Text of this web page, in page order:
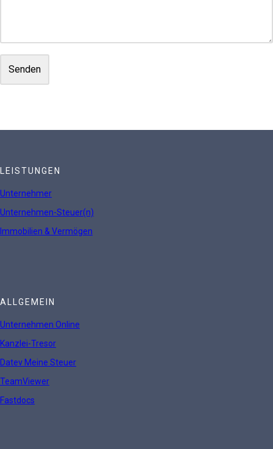
LEISTUNGEN
Unternehmer
Unternehmen-Steuer(n)
Immobilien & Vermögen
ALLGEMEIN
Unternehmen Online
Kanzlei-Tresor
Datev Meine Steuer
TeamViewer
Fastdocs